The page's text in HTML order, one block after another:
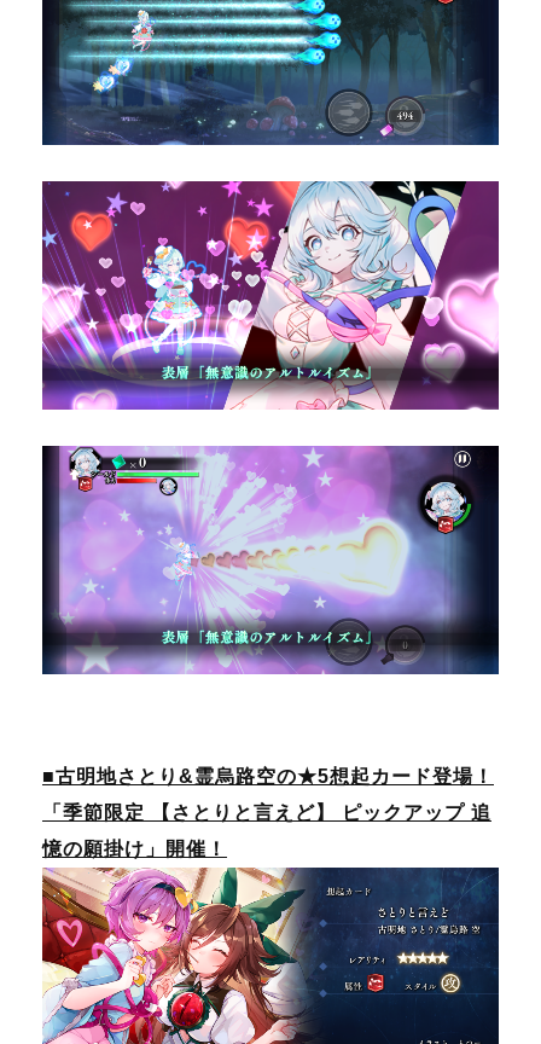
■古明地さとり&霊烏路空の★5想起カード登場！
「季節限定 【さとりと言えど】 ピックアップ 追
憶の願掛け」開催！